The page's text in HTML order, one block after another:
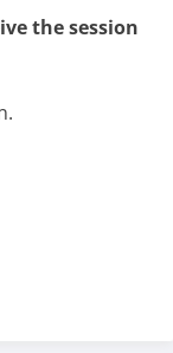
the session